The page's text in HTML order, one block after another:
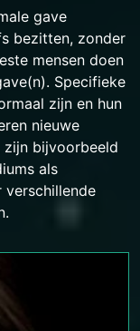
gave
bezitten, zonder
mensen doen
Specifieke
zijn en hun
nieuwe
zijn bijvoorbeeld
als
verschillende